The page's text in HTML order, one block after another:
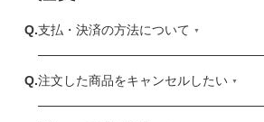
支払・決済の方法について
注文した商品をキャンセルしたい